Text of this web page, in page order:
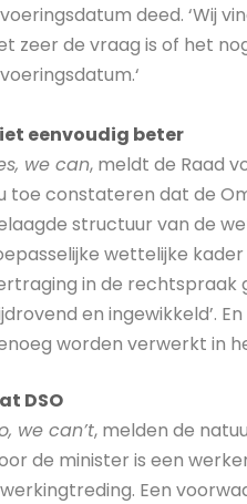
deed. ‘Wij
zeer de vraag is of het
eenvoudig beter
we can, meldt de Raad
toe constateren dat de
structuur van de
wettelijke
in de rechtspraak
en ingewikkeld’.
worden verwerkt in
DSO
we can’t, melden de
de minister is een
Een